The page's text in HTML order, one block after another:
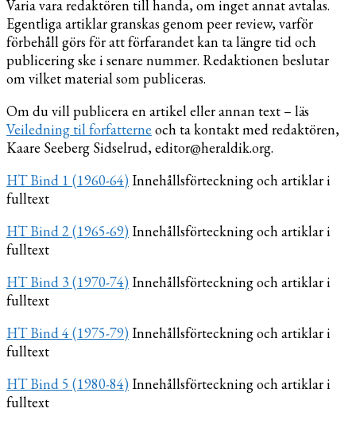
Varia vara redaktören till handa, om inget annat avtalas.
Egentliga artiklar granskas genom peer review, varför
förbehåll görs för att förfarandet kan ta längre tid och
publicering ske i senare nummer. Redaktionen beslutar
om vilket material som publiceras.
Om du vill publicera en artikel eller annan text – läs
Veiledning til forfatterne och ta kontakt med redaktören,
Kaare Seeberg Sidselrud, editor@heraldik.org.
HT Bind 1 (1960-64)Innehållsförteckning och artiklar i
fulltext
HT Bind 2 (1965-69)Innehållsförteckning och artiklar i
fulltext
HT Bind 3 (1970-74)Innehållsförteckning och artiklar i
fulltext
HT Bind 4 (1975-79)Innehållsförteckning och artiklar i
fulltext
HT Bind 5 (1980-84)Innehållsförteckning och artiklar i
fulltext